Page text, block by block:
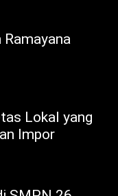
Lokal yang
Impor